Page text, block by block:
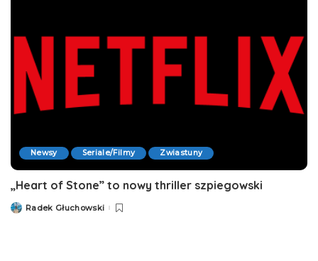
Newsy Seriale/Filmy Zwiastuny
„Heart of Stone” to nowy thriller szpiegowski
PostedRadek Głuchowski